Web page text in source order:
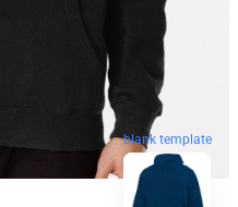
blank template